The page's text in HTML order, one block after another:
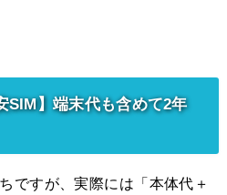
SIM】端末代も含めて2年
ですが、実際には「本体代＋